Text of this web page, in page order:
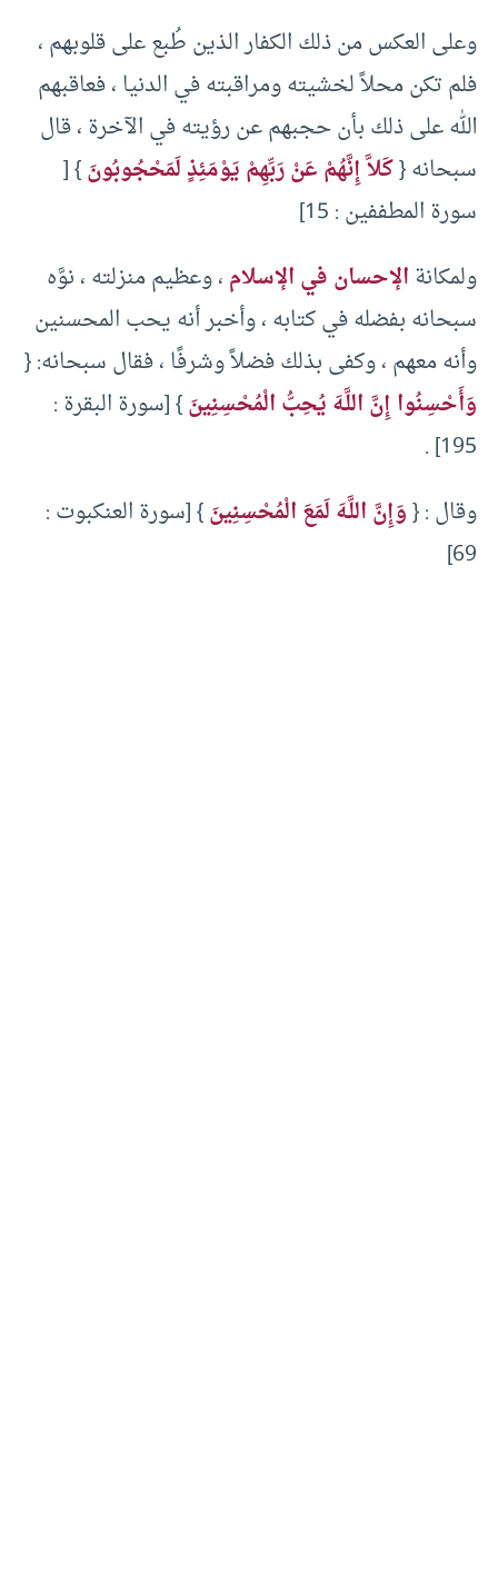
وعلى العكس من ذلك الكفار الذين طُبع على قلوبهم ،
فلم تكن محلاً لخشيته ومراقبته في الدنيا ، فعاقبهم
الله على ذلك بأن حجبهم عن رؤيته في الآخرة ، قال
سبحانه {كَلاَّ إِنَّهُمْ عَنْ رَبِّهِمْ يَوْمَئِذٍ لَمَحْجُوبُونَ} [
سورة المطففين : 15]
ولمكانةالإحسان في الإسلام، وعظيم منزلته ، نوَّه
سبحانه بفضله في كتابه ، وأخبر أنه يحب المحسنين
وأنه معهم ، وكفى بذلك فضلاً وشرفًا ، فقال سبحانه: {
وَأَحْسِنُوا إِنَّ اللَّـهَ يُحِبُّ الْمُحْسِنِينَ} [سورة البقرة :
195] .
وقال : {وَإِنَّ اللَّـهَ لَمَعَ الْمُحْسِنِينَ} [سورة العنكبوت :
69]